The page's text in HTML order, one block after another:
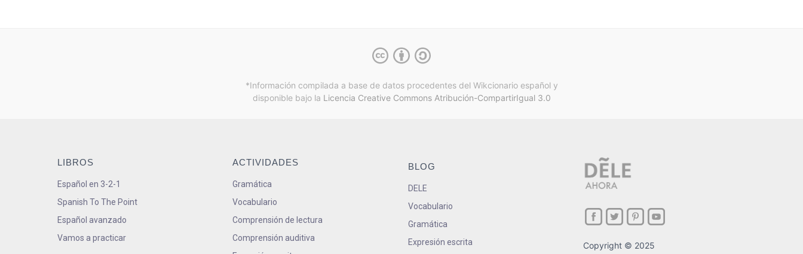
*Información compilada a base de datos procedentes del Wikcionario español y
disponible bajo la Licencia Creative Commons Atribución-CompartirIgual 3.0
LIBROS
Español en 3-2-1
Spanish To The Point
Español avanzado
Vamos a practicar
ACTIVIDADES
Gramática
Vocabulario
Comprensión de lectura
Comprensión auditiva
BLOG
DELE
Vocabulario
Gramática
Expresión escrita
Copyright © 2025